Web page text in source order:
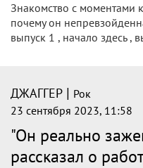
Знакомство с моментами
почему он
выпуск 1 , начало здесь ,
ДЖАГГЕР | Рок
23 сентября 2023, 11:58
"Он реально
рассказал о